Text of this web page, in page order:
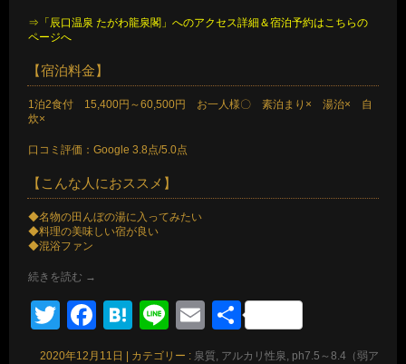
⇒「辰口温泉 たがわ龍泉閣」へのアクセス詳細＆宿泊予約はこちらの
ページへ
【宿泊料金】
1泊2食付 15,400円～60,500円 お一人様〇 素泊まり× 湯治× 自
炊×
口コミ評価：Google 3.8点/5.0点
【こんな人におススメ】
◆名物の田んぼの湯に入ってみたい
◆料理の美味しい宿が良い
◆混浴ファン
続きを読む →
TwitterFacebook
Hatena
LineEmail
共
有
2020年12月11日 カテゴリー : 泉質, アルカリ性泉, ph7.5～8.4（弱ア